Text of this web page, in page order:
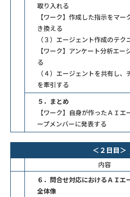
取り入れる
【ワーク】作成した指示をマー
き換える
（３）エージェント作成のテク
【ワーク】アンケート分析エー
る
（４）エージェントを共有し
を牽引する
５．まとめ
【ワーク】自身が作ったＡＩ
ープメンバーに発表する
＜２日目＞
内容
６．問合せ対応におけるＡＩエ
全体像